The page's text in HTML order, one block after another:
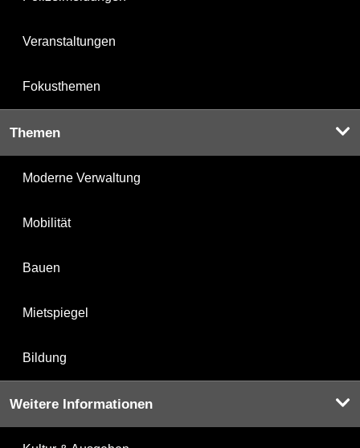
Veranstaltungen
Fokusthemen
Themen
Moderne Verwaltung
Mobilität
Bauen
Mietspiegel
Bildung
Weitere Informationen